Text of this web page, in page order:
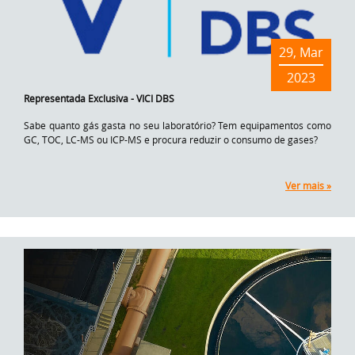
29, Mar
2023
Representada Exclusiva - VICI DBS
Sabe quanto gás gasta no seu laboratório? Tem equipamentos como
GC, TOC, LC-MS ou ICP-MS e procura reduzir o consumo de gases?
Ver mais »